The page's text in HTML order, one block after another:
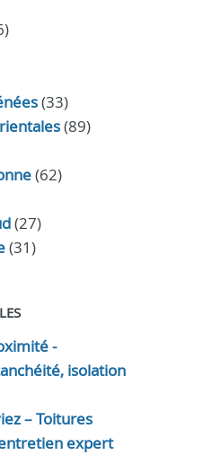
(33)
(89)
(62)
(27)
(31)
-
isolation
– Toitures
expert